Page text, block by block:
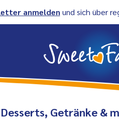
anmelden und sich über
Desserts, Getränke &